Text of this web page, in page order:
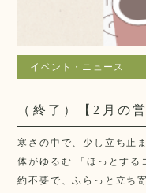
（終了）【2月の
寒さの中で、少し立ち止
体がゆるむ 「ほっとする
約不要で、ふらっと立ち
イベント・ニュース